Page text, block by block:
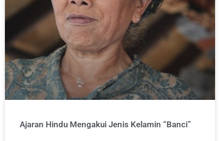
Ajaran Hindu Mengakui Jenis Kelamin “Banci”